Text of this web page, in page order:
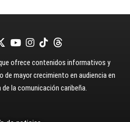
ofrece contenidos informativos y
mayor crecimiento en audiencia en
la comunicación caribeña.